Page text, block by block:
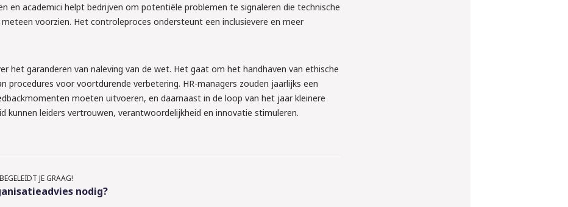
en academici helpt bedrijven om potentiële problemen te signaleren die technische
voorzien. Het controleproces ondersteunt een inclusievere en meer
het garanderen van naleving van de wet. Het gaat om het handhaven van ethische
procedures voor voortdurende verbetering. HR-managers zouden jaarlijks een
moeten uitvoeren, en daarnaast in de loop van het jaar kleinere
kunnen leiders vertrouwen, verantwoordelijkheid en innovatie stimuleren.
JE GRAAG!
nodig?